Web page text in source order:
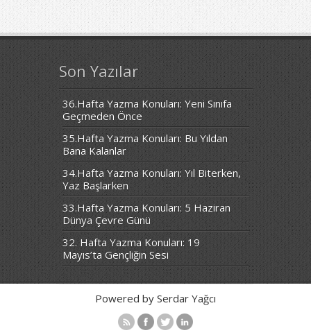
Son Yazılar
36.Hafta Yazma Konuları: Yeni Sınıfa
Geçmeden Önce
35.Hafta Yazma Konuları: Bu Yıldan
Bana Kalanlar
34.Hafta Yazma Konuları: Yıl Biterken,
Yaz Başlarken
33.Hafta Yazma Konuları: 5 Haziran
Dünya Çevre Günü
32. Hafta Yazma Konuları: 19
Mayıs’ta Gençliğin Sesi
Powered by Serdar Yağcı